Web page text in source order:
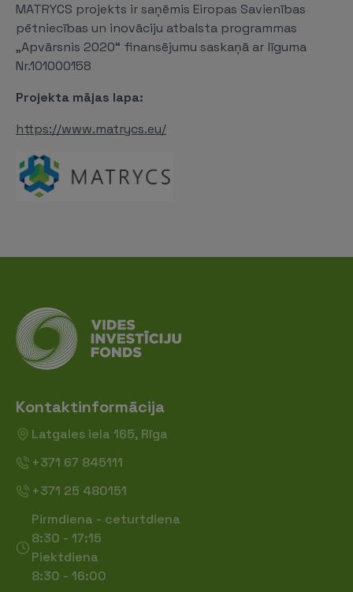
MATRYCS projekts ir saņēmis Eiropas Savienības
pētniecības un inovāciju atbalsta programmas
„Apvārsnis 2020“ finansējumu saskaņā ar līguma
Nr.101000158
Projekta mājas lapa:
https://www.matrycs.eu/
Kontaktinformācija
Latgales iela 165, Rīga
+371 67 845111
+371 25 480151
Pirmdiena - ceturtdiena
8:30 - 17:15
Piektdiena
8:30 - 16:00